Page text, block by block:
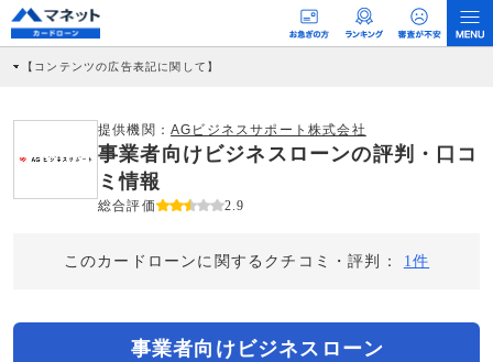
【コンテンツの広告表記に関して】
社に対して企業から紹介報酬が支払われるという収益モデルです。 ただし、特定の
商品を根拠なくPRするものではなく、当編集部の調査／ユーザーへの口コミ収集な
どに基づき、公平性を担保した情報提供を行っています。
提供機関： AGビジネスサポート株式会社
事業者向けビジネスローンの評判・口コ
ミ情報
総合評価 2.9
このカードローンに関するクチコミ・評判： 1件
事業者向けビジネスローン